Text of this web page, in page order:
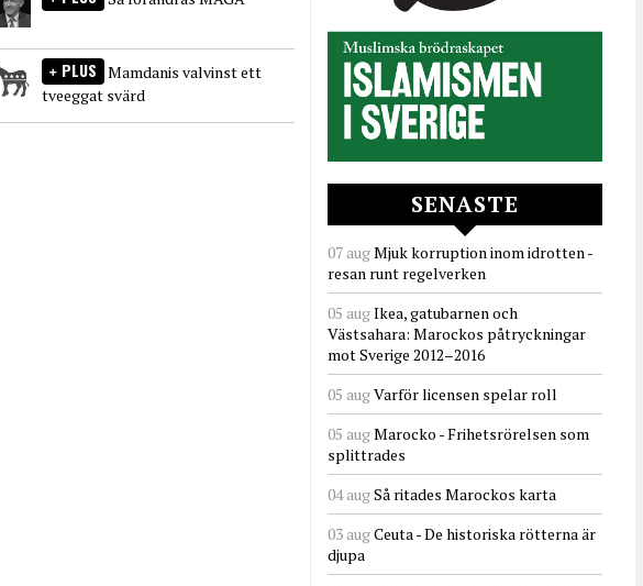
PLUS Mamdanis valvinst ett
tveeggat svärd
SENASTE
07 augMjuk korruption inom idrotten -
resan runt regelverken
05 augIkea, gatubarnen och
Västsahara: Marockos påtryckningar
mot Sverige 2012–2016
05 augVarför licensen spelar roll
05 augMarocko - Frihetsrörelsen som
splittrades
04 augSå ritades Marockos karta
03 augCeuta - De historiska rötterna är
djupa